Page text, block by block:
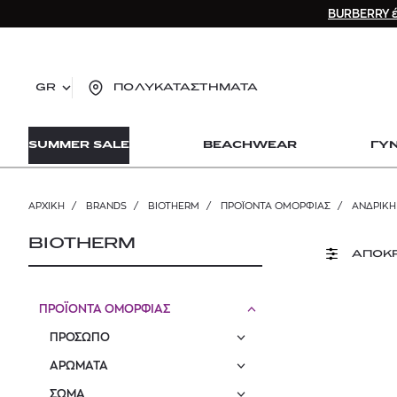
GR ΠΟΛΥΚΑΤΑΣΤΗΜΑΤΑ
SUMMER SALE BEACHWEAR
ΑΡΧΙΚΉ / BRANDS / BIOTHERM / ΠΡΟΪΟΝΤΑ ΟΜΟΡΦΙΑΣ /
BIOTHERM
ΠΡΟΪΟΝΤΑ ΟΜΟΡΦΙΑΣ
ΠΡΟΣΩΠΟ
ΑΡΩΜΑΤΑ
ΣΩΜΑ